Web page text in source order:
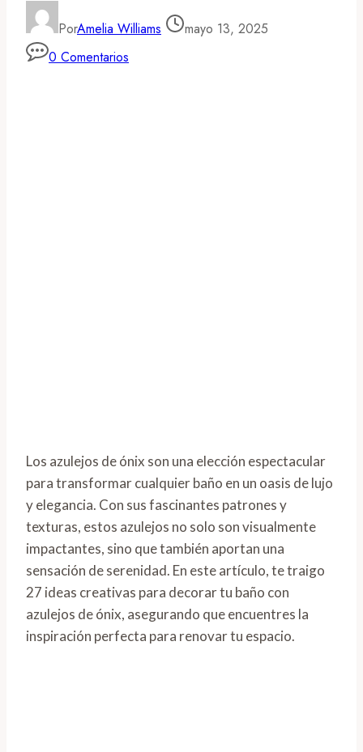
PorAmelia Williams
mayo 13, 2025
0 Comentarios
Los azulejos de ónix son una elección espectacular
para transformar cualquier baño en un oasis de lujo
y elegancia. Con sus fascinantes patrones y
texturas, estos azulejos no solo son visualmente
impactantes, sino que también aportan una
sensación de serenidad. En este artículo, te traigo
27 ideas creativas para decorar tu baño con
azulejos de ónix, asegurando que encuentres la
inspiración perfecta para renovar tu espacio.